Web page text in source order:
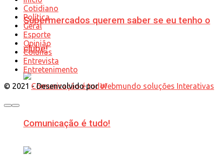
Supermercados querem saber se eu tenho o
clube!
Comunicação é tudo!
Cotidiano
Política
Geral
Esporte
Opinião
Colunas
Entrevista
Entretenimento
© 2021 - Desenvolvido por Webmundo soluções Interativas